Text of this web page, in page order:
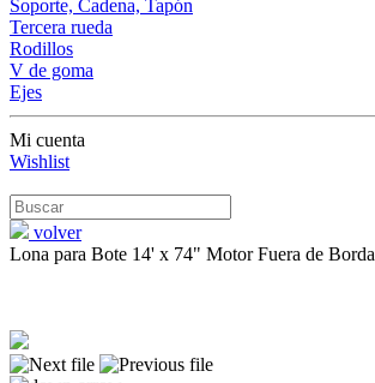
Soporte, Cadena, Tapón
Tercera rueda
Rodillos
V de goma
Ejes
Mi cuenta
Wishlist
volver
Lona para Bote 14' x 74" Motor Fuera de Borda